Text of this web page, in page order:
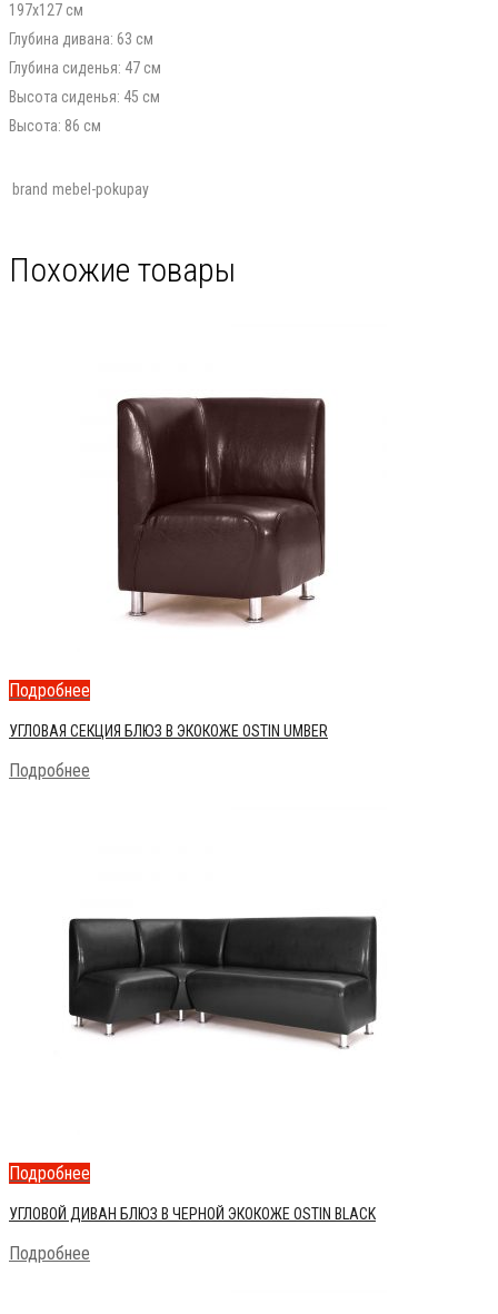
197х127 см
Глубина дивана: 63 см
Глубина сиденья: 47 см
Высота сиденья: 45 см
Высота: 86 см
brand mebel-pokupay
Похожие товары
Подробнее
УГЛОВАЯ СЕКЦИЯ БЛЮЗ В ЭКОКОЖЕ OSTIN UMBER
Подробнее
Подробнее
УГЛОВОЙ ДИВАН БЛЮЗ В ЧЕРНОЙ ЭКОКОЖЕ OSTIN BLACK
Подробнее